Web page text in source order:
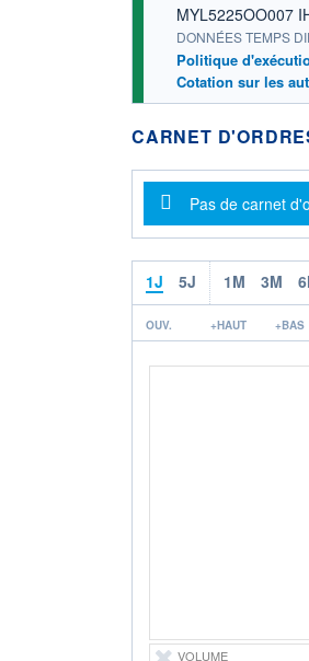
MYL5225OO007
DONNÉES TEMPS
Politique
Cotation sur les
CARNET
Message
Pas de carnet
1J 5J 1M 3M
OUV. +HAUT +BAS
VOLUME